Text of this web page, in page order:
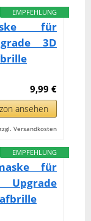
EMPFEHLUNG
für
3D
9,99 €
ansehen
Versandkosten
EMPFEHLUNG
für